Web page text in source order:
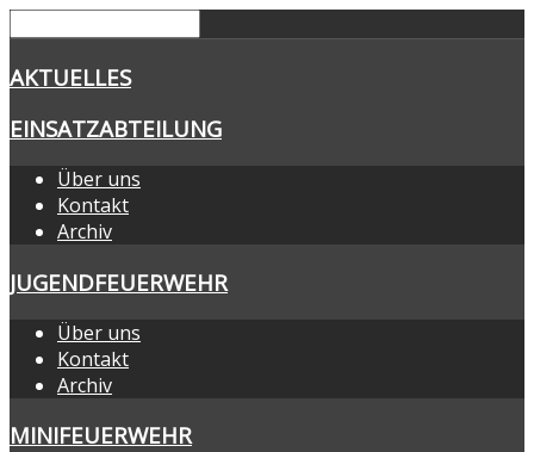
AKTUELLES
EINSATZABTEILUNG
Über uns
Kontakt
Archiv
JUGENDFEUERWEHR
Über uns
Kontakt
Archiv
MINIFEUERWEHR